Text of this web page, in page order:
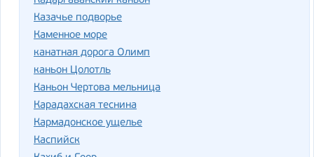
Казачье подворье
Каменное море
канатная дорога Олимп
каньон Цолотль
Каньон Чертова мельница
Карадахская теснина
Кармадонское ущелье
Каспийск